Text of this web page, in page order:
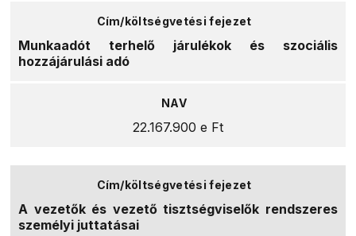
Munkaadót terhelő járulékok és szociális
hozzájárulási adó
22.167.900 e Ft
A vezetők és vezető tisztségviselők rendszeres
személyi juttatásai